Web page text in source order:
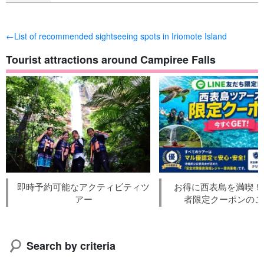
←List of recommended sightseeing spots in Iriomote Island
Tourist attractions around Campiree Falls
即時予約可能なアクティビティツ
アー
お得に西表島を満喫
者限定クーポンの
Search by criteria